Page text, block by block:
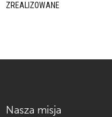
ZREALIZOWANE
Nasza misja